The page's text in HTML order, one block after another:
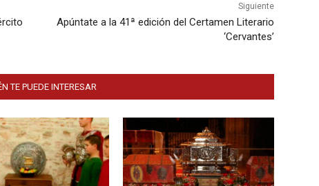
Siguiente
Apúntate a la 41ª edición del Certamen Literario
‘Cervantes’
TE PUEDE INTERESAR